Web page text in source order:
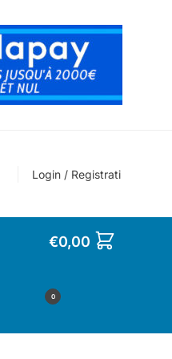
Login / Registrati
€0,00
0